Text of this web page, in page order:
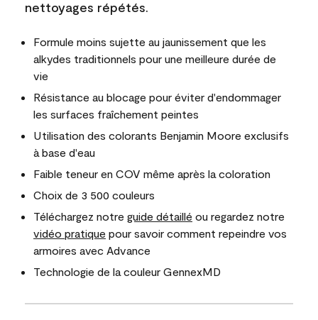
nettoyages répétés.
Formule moins sujette au jaunissement que les
alkydes traditionnels pour une meilleure durée de
vie
Résistance au blocage pour éviter d'endommager
les surfaces fraîchement peintes
Utilisation des colorants Benjamin Moore exclusifs
à base d'eau
Faible teneur en COV même après la coloration
Choix de 3 500 couleurs
Téléchargez notre guide détaillé ou regardez notre
vidéo pratique pour savoir comment repeindre vos
armoires avec Advance
Technologie de la couleur GennexMD